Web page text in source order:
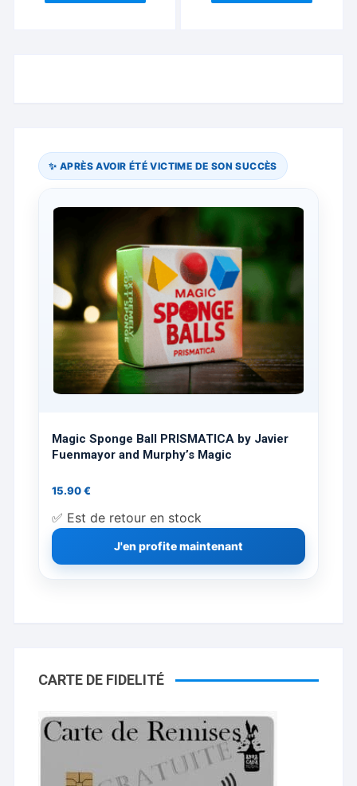
✨ APRÈS AVOIR ÉTÉ VICTIME DE SON SUCCÈS
Magic Sponge Ball PRISMATICA by Javier
Fuenmayor and Murphy’s Magic
15.90€
✅ Est de retour en stock
J'en profite maintenant
CARTE DE FIDELITÉ